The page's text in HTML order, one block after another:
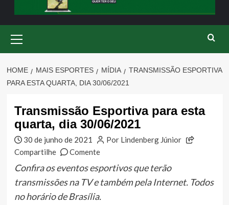
Menu
HOME MAIS ESPORTES MÍDIA
TRANSMISSÃO ESPORTIVA
PARA ESTA QUARTA, DIA 30/06/2021
Transmissão Esportiva para esta
quarta, dia 30/06/2021
30 de junho de 2021
Por Lindenberg Júnior
Compartilhe
Comente
Confira os eventos esportivos que terão
transmissões na TV e também pela Internet. Todos
no horário de Brasília.